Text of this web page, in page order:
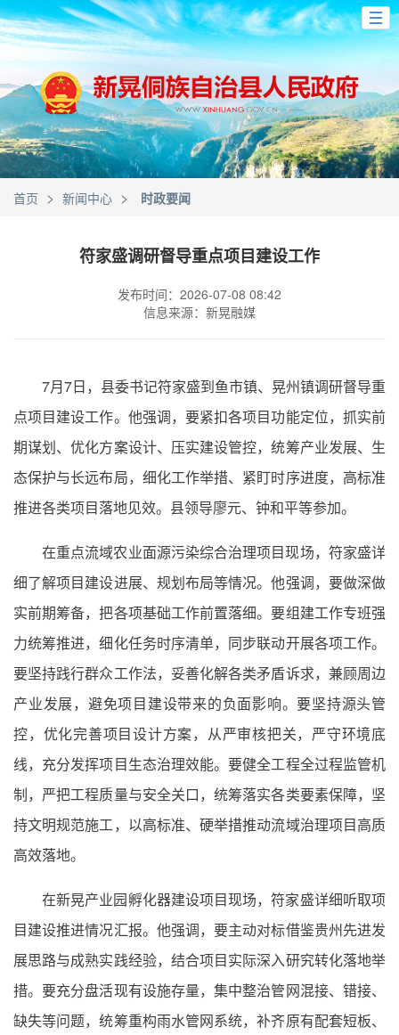
首页 > 新闻中心 > 时政要闻
符家盛调研督导重点项目建设工作
发布时间：2026-07-08 08:42
信息来源：新晃融媒
7月7日，县委书记符家盛到鱼市镇、晃州镇调研督导重
点项目建设工作。他强调，要紧扣各项目功能定位，抓实前
期谋划、优化方案设计、压实建设管控，统筹产业发展、生
态保护与长远布局，细化工作举措、紧盯时序进度，高标准
推进各类项目落地见效。县领导廖元、钟和平等参加。
在重点流域农业面源污染综合治理项目现场，符家盛详
细了解项目建设进展、规划布局等情况。他强调，要做深做
实前期筹备，把各项基础工作前置落细。要组建工作专班强
力统筹推进，细化任务时序清单，同步联动开展各项工作。
要坚持践行群众工作法，妥善化解各类矛盾诉求，兼顾周边
产业发展，避免项目建设带来的负面影响。要坚持源头管
控，优化完善项目设计方案，从严审核把关，严守环境底
线，充分发挥项目生态治理效能。要健全工程全过程监管机
制，严把工程质量与安全关口，统筹落实各类要素保障，坚
持文明规范施工，以高标准、硬举措推动流域治理项目高质
高效落地。
在新晃产业园孵化器建设项目现场，符家盛详细听取项
目建设推进情况汇报。他强调，要主动对标借鉴贵州先进发
展思路与成熟实践经验，结合项目实际深入研究转化落地举
措。要充分盘活现有设施存量，集中整治管网混接、错接、
缺失等问题，统筹重构雨水管网系统，补齐原有配套短板、